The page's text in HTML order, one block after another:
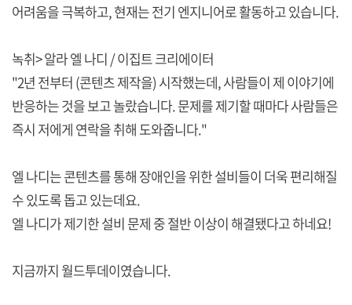
어려움을 극복하고, 현재는 전기 엔지니어로 활동하고 있습니다.
녹취> 알라 엘 나디 / 이집트 크리에이터
"2년 전부터 (콘텐츠 제작을) 시작했는데, 사람들이 제 이야기에
반응하는 것을 보고 놀랐습니다. 문제를 제기할 때마다 사람들은
즉시 저에게 연락을 취해 도와줍니다."
엘 나디는 콘텐츠를 통해 장애인을 위한 설비들이 더욱 편리해질
수 있도록 돕고 있는데요.
엘 나디가 제기한 설비 문제 중 절반 이상이 해결됐다고 하네요!
지금까지 월드투데이였습니다.